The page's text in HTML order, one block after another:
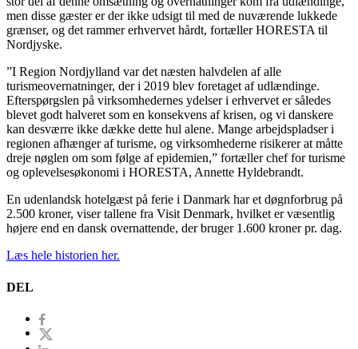
men disse gæster er der ikke udsigt til med de nuværende lukkede
grænser, og det rammer erhvervet hårdt, fortæller HORESTA til
Nordjyske.
”I Region Nordjylland var det næsten halvdelen af alle
turismeovernatninger, der i 2019 blev foretaget af udlændinge.
Efterspørgslen på virksomhedernes ydelser i erhvervet er således
blevet godt halveret som en konsekvens af krisen, og vi danskere
kan desværre ikke dække dette hul alene. Mange arbejdspladser i
regionen afhænger af turisme, og virksomhederne risikerer at måtte
dreje nøglen om som følge af epidemien,” fortæller chef for turisme
og oplevelsesøkonomi i HORESTA, Annette Hyldebrandt.
En udenlandsk hotelgæst på ferie i Danmark har et døgnforbrug på
2.500 kroner, viser tallene fra Visit Denmark, hvilket er væsentlig
højere end en dansk overnattende, der bruger 1.600 kroner pr. dag.
Læs hele historien her.
DEL